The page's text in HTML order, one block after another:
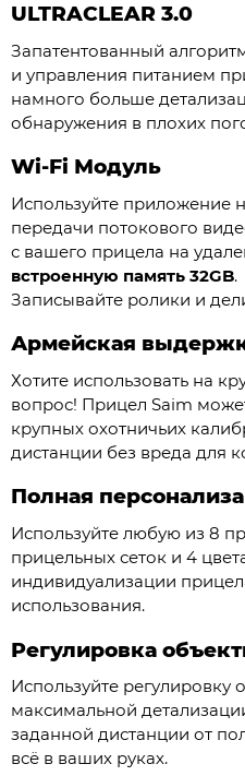
ULTRACLEAR 3.0
Запатентованный
и управления питанием
намного больше
обнаружения в плохих
Wi-Fi Модуль
Используйте приложение
передачи потокового
с вашего прицела на
встроенную память 32GB.
Записывайте ролики и
Армейская
Хотите использовать на
вопрос! Прицел Saim
крупных охотничьих
дистанции без вреда для
Полная
Используйте любую из 8
прицельных сеток и 4
индивидуализации
использования.
Регулировка
Используйте регулировку
максимальной
заданной дистанции от
всё в ваших руках.